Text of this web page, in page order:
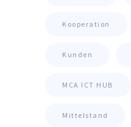
Kooperation
Kunden
MCA ICT HUB
Mittelstand